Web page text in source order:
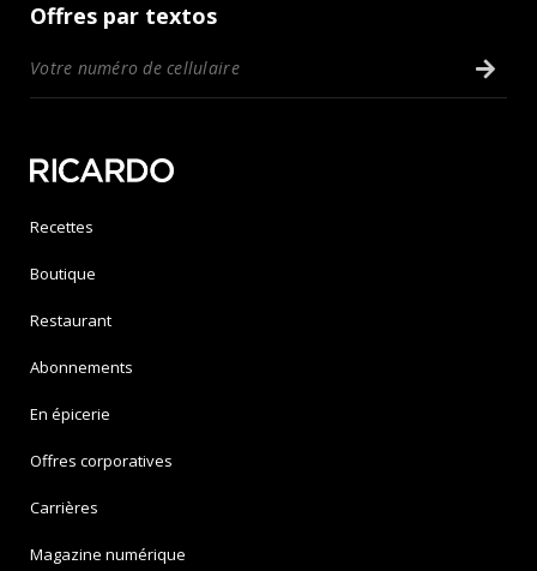
Offres par textos
Recettes
Boutique
Restaurant
Abonnements
En épicerie
Offres corporatives
Carrières
Magazine numérique